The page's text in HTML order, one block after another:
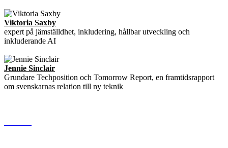
Viktoria Saxby
expert på jämställdhet, inkludering, hållbar utveckling och
inkluderande AI
Jennie Sinclair
Grundare Techposition och Tomorrow Report, en framtidsrapport
om svenskarnas relation till ny teknik